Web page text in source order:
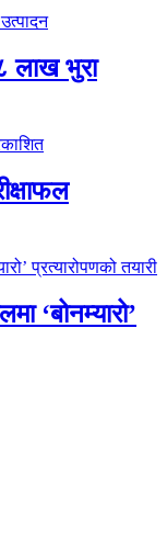
लाख भुरा
‘बोनम्यारो’